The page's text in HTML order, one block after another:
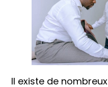
Il existe de nombreux